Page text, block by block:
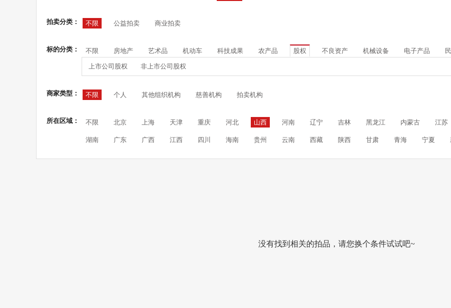
拍卖分类： 不限 公益拍卖 商业拍卖
标的分类： 不限 房地产 艺术品 机动车 科技成果 农产品 股权 不良资产 机械设备 电子产品
上市公司股权 非上市公司股权
商家类型： 不限 个人 其他组织机构 慈善机构 拍卖机构
所在区域： 不限 北京 上海 天津 重庆 河北 山西 河南 辽宁 吉林 黑龙江 内蒙古 江苏
湖南 广东 广西 江西 四川 海南 贵州 云南 西藏 陕西 甘肃 青海 宁夏
没有找到相关的拍品，请您换个条件试试吧~